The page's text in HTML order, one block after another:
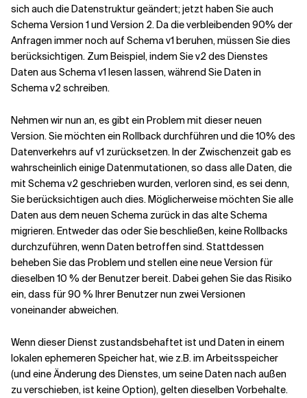
sich auch die Datenstruktur geändert; jetzt haben Sie auch
Schema Version 1 und Version 2. Da die verbleibenden 90% der
Anfragen immer noch auf Schema v1 beruhen, müssen Sie dies
berücksichtigen. Zum Beispiel, indem Sie v2 des Dienstes
Daten aus Schema v1 lesen lassen, während Sie Daten in
Schema v2 schreiben.
Nehmen wir nun an, es gibt ein Problem mit dieser neuen
Version. Sie möchten ein Rollback durchführen und die 10% des
Datenverkehrs auf v1 zurücksetzen. In der Zwischenzeit gab es
wahrscheinlich einige Datenmutationen, so dass alle Daten, die
mit Schema v2 geschrieben wurden, verloren sind, es sei denn,
Sie berücksichtigen auch dies. Möglicherweise möchten Sie alle
Daten aus dem neuen Schema zurück in das alte Schema
migrieren. Entweder das oder Sie beschließen, keine Rollbacks
durchzuführen, wenn Daten betroffen sind. Stattdessen
beheben Sie das Problem und stellen eine neue Version für
dieselben 10 % der Benutzer bereit. Dabei gehen Sie das Risiko
ein, dass für 90 % Ihrer Benutzer nun zwei Versionen
voneinander abweichen.
Wenn dieser Dienst zustandsbehaftet ist und Daten in einem
lokalen ephemeren Speicher hat, wie z.B. im Arbeitsspeicher
(und eine Änderung des Dienstes, um seine Daten nach außen
zu verschieben, ist keine Option), gelten dieselben Vorbehalte.